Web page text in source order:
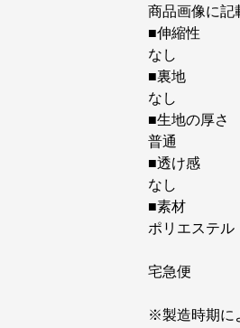
商品画像に記
■伸縮性
なし
■裏地
なし
■生地の厚さ
普通
■透け感
なし
■素材
ポリエステル
宅急便
※製造時期に